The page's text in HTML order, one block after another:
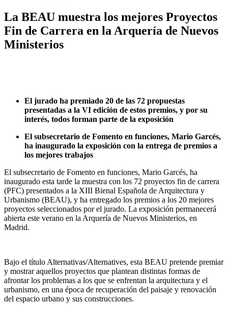
La BEAU muestra los mejores Proyectos
Fin de Carrera en la Arquería de Nuevos
Ministerios
El jurado ha premiado 20 de las 72 propuestas
presentadas a la VI edición de estos premios, y por su
interés, todos forman parte de la exposición
El subsecretario de Fomento en funciones, Mario Garcés,
ha inaugurado la exposición con la entrega de premios a
los mejores trabajos
El subsecretario de Fomento en funciones, Mario Garcés, ha
inaugurado esta tarde la muestra con los 72 proyectos fin de carrera
(PFC) presentados a la XIII Bienal Española de Arquitectura y
Urbanismo (BEAU), y ha entregado los premios a los 20 mejores
proyectos seleccionados por el jurado. La exposición permanecerá
abierta este verano en la Arquería de Nuevos Ministerios, en
Madrid.
Bajo el título Alternativas/Alternatives, esta BEAU pretende premiar
y mostrar aquellos proyectos que plantean distintas formas de
afrontar los problemas a los que se enfrentan la arquitectura y el
urbanismo, en una época de recuperación del paisaje y renovación
del espacio urbano y sus construcciones.